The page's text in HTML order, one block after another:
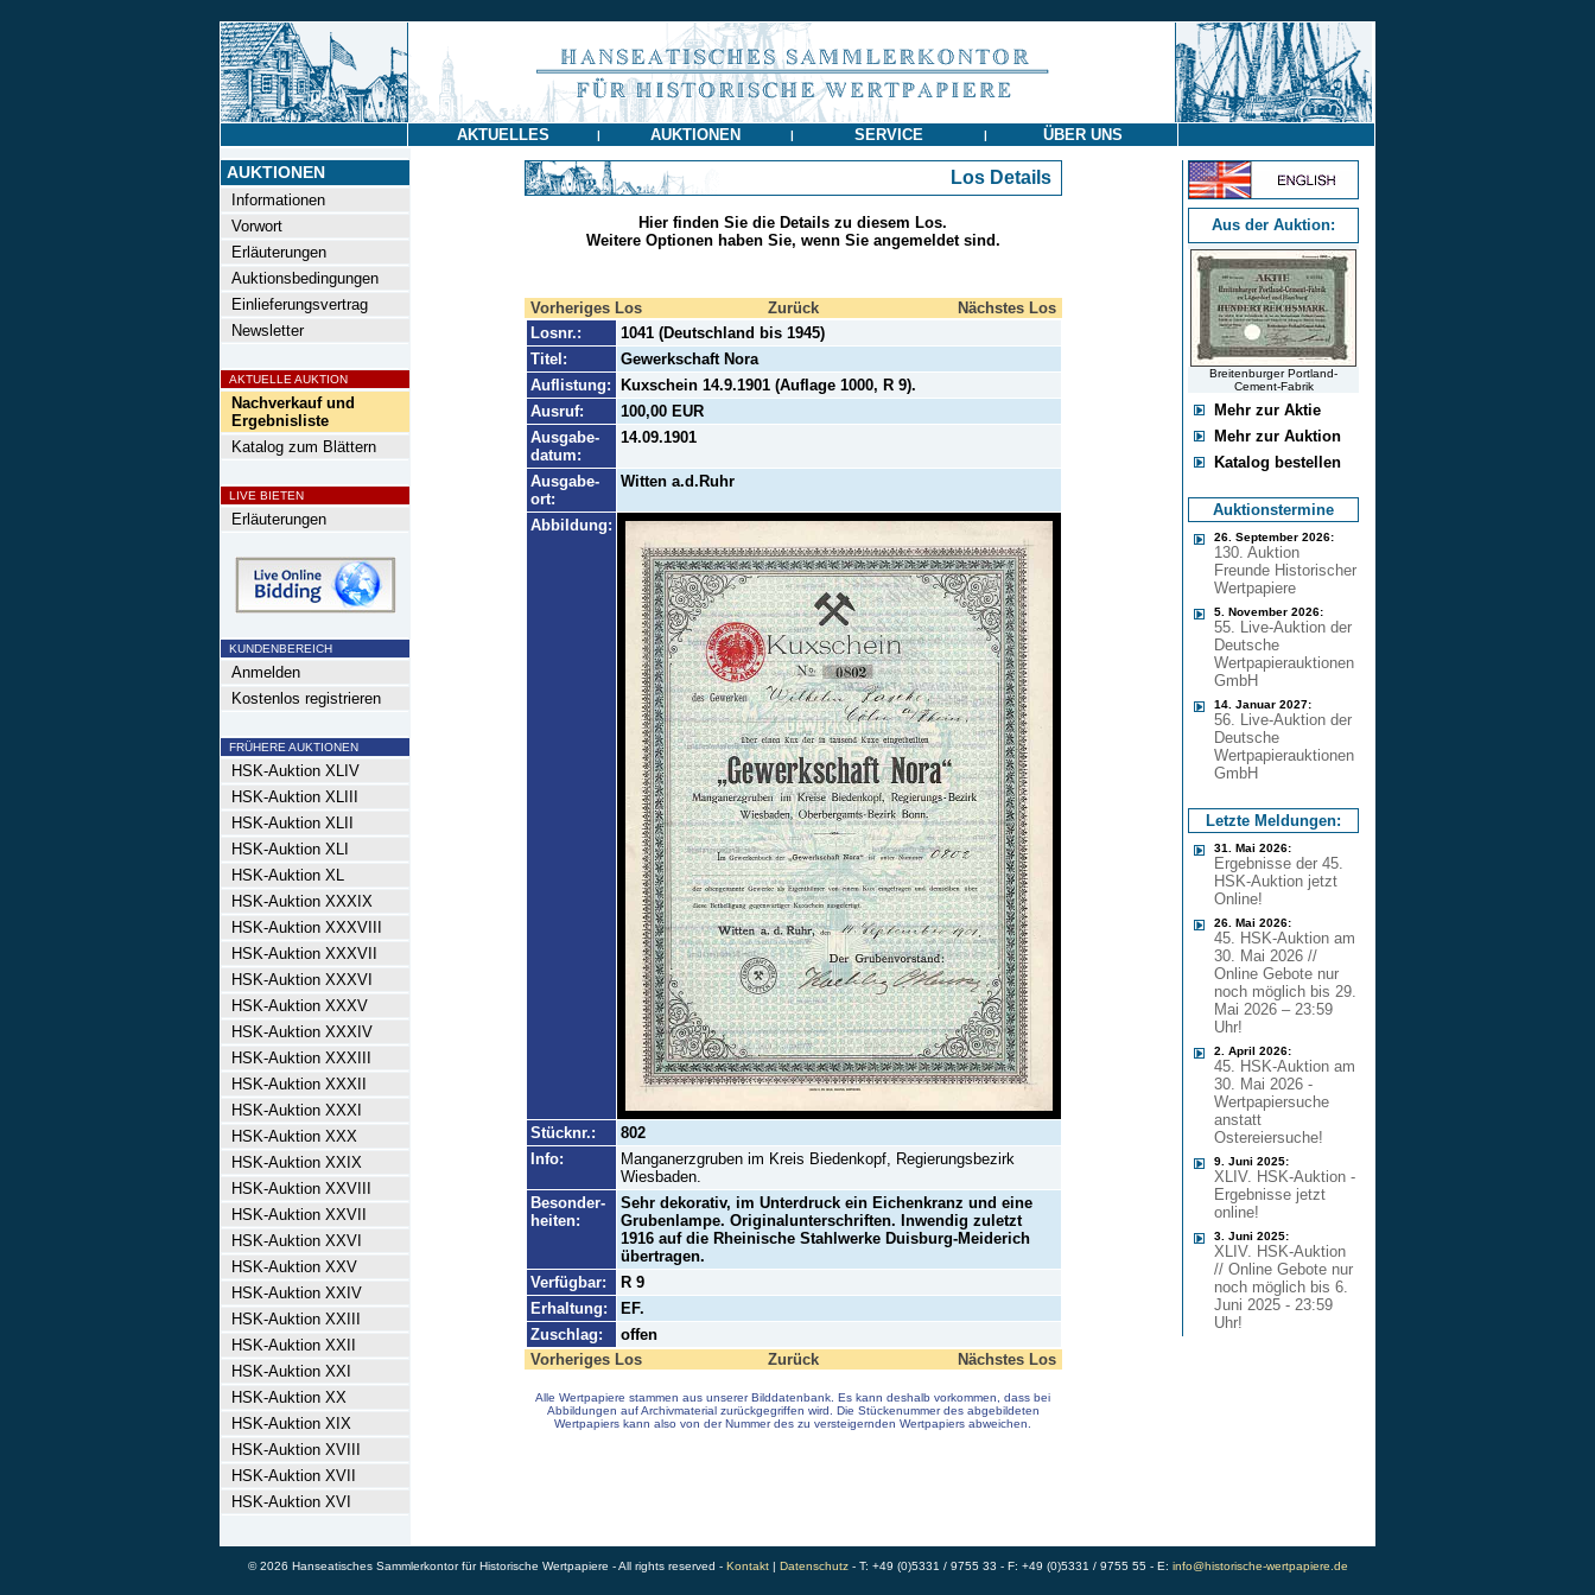
AKTUELLES | AUKTIONEN | SERVICE | ÜBER UNS
AUKTIONEN
Informationen
Vorwort
Erläuterungen
Auktionsbedingungen
Einlieferungsvertrag
Newsletter
AKTUELLE AUKTION
Nachverkauf und
Ergebnisliste
Katalog zum Blättern
LIVE BIETEN
Erläuterungen
KUNDENBEREICH
Anmelden
Kostenlos registrieren
FRÜHERE AUKTIONEN
HSK-Auktion XLIV
HSK-Auktion XLIII
HSK-Auktion XLII
HSK-Auktion XLI
HSK-Auktion XL
HSK-Auktion XXXIX
HSK-Auktion XXXVIII
HSK-Auktion XXXVII
HSK-Auktion XXXVI
HSK-Auktion XXXV
HSK-Auktion XXXIV
HSK-Auktion XXXIII
HSK-Auktion XXXII
HSK-Auktion XXXI
HSK-Auktion XXX
HSK-Auktion XXIX
HSK-Auktion XXVIII
HSK-Auktion XXVII
HSK-Auktion XXVI
HSK-Auktion XXV
HSK-Auktion XXIV
HSK-Auktion XXIII
HSK-Auktion XXII
HSK-Auktion XXI
HSK-Auktion XX
HSK-Auktion XIX
HSK-Auktion XVIII
HSK-Auktion XVII
HSK-Auktion XVI
Los Details
Hier finden Sie die Details zu diesem Los.
Weitere Optionen haben Sie, wenn Sie angemeldet sind.
Vorheriges Los Zurück
Nächstes Los
Losnr.:
1041 (Deutschland bis 1945)
Titel:
Gewerkschaft Nora
Auflistung:
Kuxschein 14.9.1901 (Auflage 1000, R 9).
Ausruf:
100,00 EUR
Ausgabe-
datum:
14.09.1901
Ausgabe-
ort:
Witten a.d.Ruhr
Abbildung:
Stücknr.:
802
Info:
Manganerzgruben im Kreis Biedenkopf, Regierungsbezirk
Wiesbaden.
Besonder-
heiten:
Sehr dekorativ, im Unterdruck ein Eichenkranz und eine
Grubenlampe. Originalunterschriften. Inwendig zuletzt
1916 auf die Rheinische Stahlwerke Duisburg-Meiderich
übertragen.
Verfügbar:
R 9
Erhaltung:
EF.
Zuschlag:
offen
Vorheriges Los
Zurück Nächstes Los
Alle Wertpapiere stammen aus unserer Bilddatenbank. Es kann deshalb vorkommen, dass bei
Abbildungen auf Archivmaterial zurückgegriffen wird. Die Stückenummer des abgebildeten
Wertpapiers kann also von der Nummer des zu versteigernden Wertpapiers abweichen.
Aus der Auktion:
Breitenburger Portland-
Cement-Fabrik
Mehr zur Aktie
Mehr zur Auktion
Katalog bestellen
Auktionstermine
26. September 2026:
130. Auktion
Freunde Historischer
Wertpapiere
5. November 2026:
55. Live-Auktion der
Deutsche
Wertpapierauktionen
GmbH
14. Januar 2027:
56. Live-Auktion der
Deutsche
Wertpapierauktionen
GmbH
Letzte Meldungen:
31. Mai 2026:
Ergebnisse der 45.
HSK-Auktion jetzt
Online!
26. Mai 2026:
45. HSK-Auktion am
30. Mai 2026 //
Online Gebote nur
noch möglich bis 29.
Mai 2026 – 23:59
Uhr!
2. April 2026:
45. HSK-Auktion am
30. Mai 2026 -
Wertpapiersuche
anstatt
Ostereiersuche!
9. Juni 2025:
XLIV. HSK-Auktion -
Ergebnisse jetzt
online!
3. Juni 2025:
XLIV. HSK-Auktion
// Online Gebote nur
noch möglich bis 6.
Juni 2025 - 23:59
Uhr!
© 2026 Hanseatisches Sammlerkontor für Historische Wertpapiere - All rights reserved - Kontakt| Datenschutz- T: +49 (0)5331 / 9755 33 - F: +49 (0)5331 / 9755 55 - E: info@historische-wertpapiere.de